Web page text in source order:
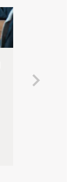
devoirs de
l'usufruitier